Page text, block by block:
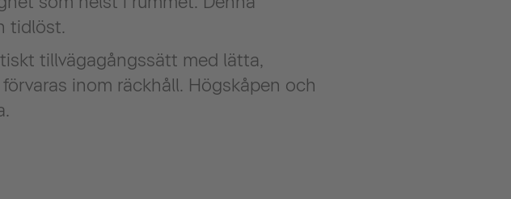
tidlöst.
tillvägagångssätt med lätta,
inom räckhåll. Högskåpen och